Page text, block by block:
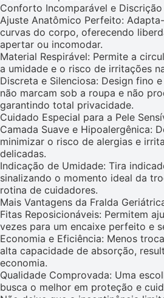
Conforto Incomparável e Discrição
Ajuste Anatômico Perfeito:
curvas do corpo, oferecendo
apertar ou incomodar.
Material Respirável: Permite a
a umidade e o risco de irritações
Discreta e Silenciosa: Design fino
não marcam sob a roupa e não
garantindo total privacidade.
Cuidado Especial para a Pele
Camada Suave e Hipoalergênica:
minimizar o risco de alergias e
delicadas.
Indicação de Umidade: Tira
sinalizando o momento ideal da
rotina de cuidadores.
Mais Vantagens da Fralda
Fitas Reposicionáveis: Permitem
vezes para um encaixe perfeito e
Economia e Eficiência: Menos
alta capacidade de absorção,
economia.
Qualidade Comprovada: Uma
busca o melhor em proteção e